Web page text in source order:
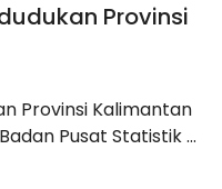
Provinsi
Provinsi Kalimantan
Pusat Statistik ...